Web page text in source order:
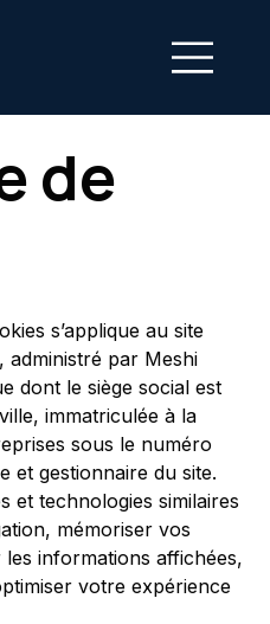
de
s’applique au site
, administré par Meshi
dont le siège social est
immatriculée à la
sous le numéro
et gestionnaire du site.
et technologies similaires
mémoriser vos
informations affichées,
votre expérience